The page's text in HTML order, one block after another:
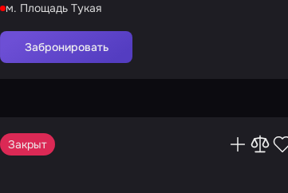
м. Площадь Тукая
Забронировать
Закрыт